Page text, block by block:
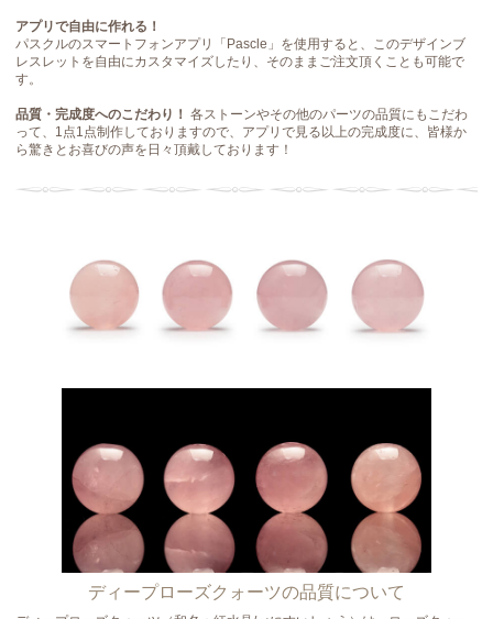
アプリで自由に作れる！
パスクルのスマートフォンアプリ「Pascle」を使用すると、このデザインブ
レスレットを自由にカスタマイズしたり、そのままご注文頂くことも可能で
す。
品質・完成度へのこだわり！ 各ストーンやその他のパーツの品質にもこだわ
って、1点1点制作しておりますので、アプリで見る以上の完成度に、皆様か
ら驚きとお喜びの声を日々頂戴しております！
ディープローズクォーツの品質について